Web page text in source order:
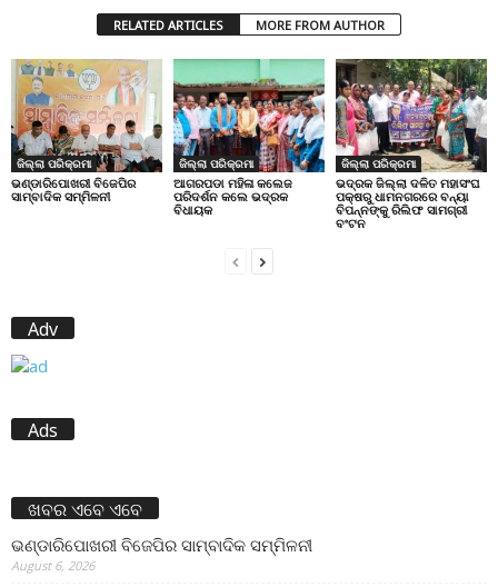
RELATED ARTICLES MORE FROM AUTHOR
ଜିଲ୍ଲା ପରିକ୍ରମା
ଭଣ୍ଡାରିପୋଖରୀ ବିଜେପିର
ସାମ୍ବାଦିକ ସମ୍ମିଳନୀ
ଜିଲ୍ଲା ପରିକ୍ରମା
ଆଗରପଡା ମହିଳା କଲେଜ
ପରିଦର୍ଶନ କଲେ ଭଦ୍ରକ
ବିଧାୟକ
ଜିଲ୍ଲା ପରିକ୍ରମା
ଭଦ୍ରକ ଜିଲ୍ଲା ଦଳିତ ମହାସଂଘ
ପକ୍ଷରୁ ଧାମନଗରରେ ବନ୍ୟା
ବିପନ୍ନଙ୍କୁ ରିଲିଫ ସାମଗ୍ରୀ
ବଂଟନ
Adv
Ads
ଖବର ଏବେ ଏବେ
ଭଣ୍ଡାରିପୋଖରୀ ବିଜେପିର ସାମ୍ବାଦିକ ସମ୍ମିଳନୀ
August 6, 2026